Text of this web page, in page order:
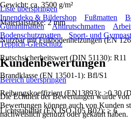
Gewicht: ca. 3500 g/m²
Materialstärke: 2 mm
Nutzbar mit Fußbodenheizungen (EN
Rutschsicherheitswert (DIN 51130): R11
Brandklasse (EN 13501-1): Bfl/S1
Reibungskoeffizient (EN13893): >0.30
Lichtstabilität (EN ISO 105 B02): ≥ 6
Liste überspringen
Innendeko & Bildershop
Fußmatten
Gummimatten
Antirutschmatten
Bodenschutzmatten
Sport- und
Teppich-Gleitschutz
Kundenbewertungen
Bereich überspringen
Die Echtheit der Bewertungen wurde
Bewertungen können auch von Kunden
nachweislich genutzt oder gekauft haben.